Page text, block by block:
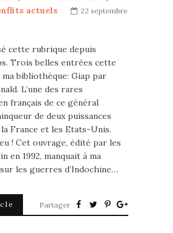
actuels
22 septembre
cette rubrique depuis
Trois belles entrées cette
ma bibliothèque: Giap par
L’une des rares
français de ce général
de deux puissances
France et les Etats-Unis.
! Cet ouvrage, édité par les
en 1992, manquait à ma
les guerres d’Indochine…
Partager